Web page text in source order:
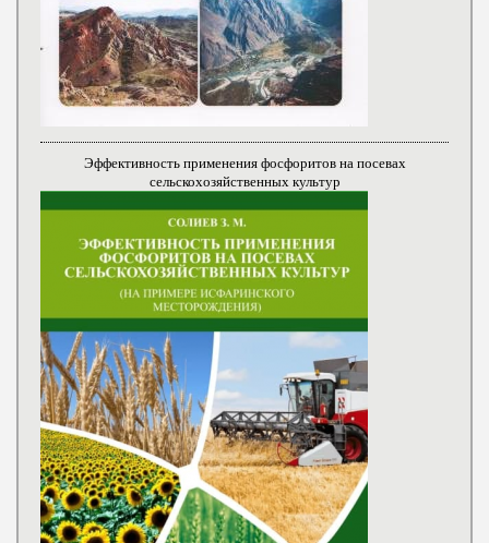
Эффективность применения фосфоритов на посевах
сельскохозяйственных культур